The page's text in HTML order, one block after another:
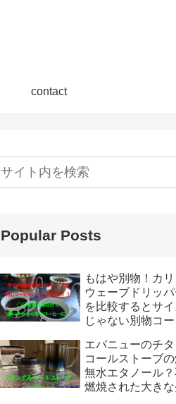
contact
Popular Posts
もはや別物！カ
ウェーブドリッ
を比較するとサ
じゃない別物コ
「WDC-185開封
ー」
エバニューのチ
コールストーブ
無水エタノール
燃焼された大き